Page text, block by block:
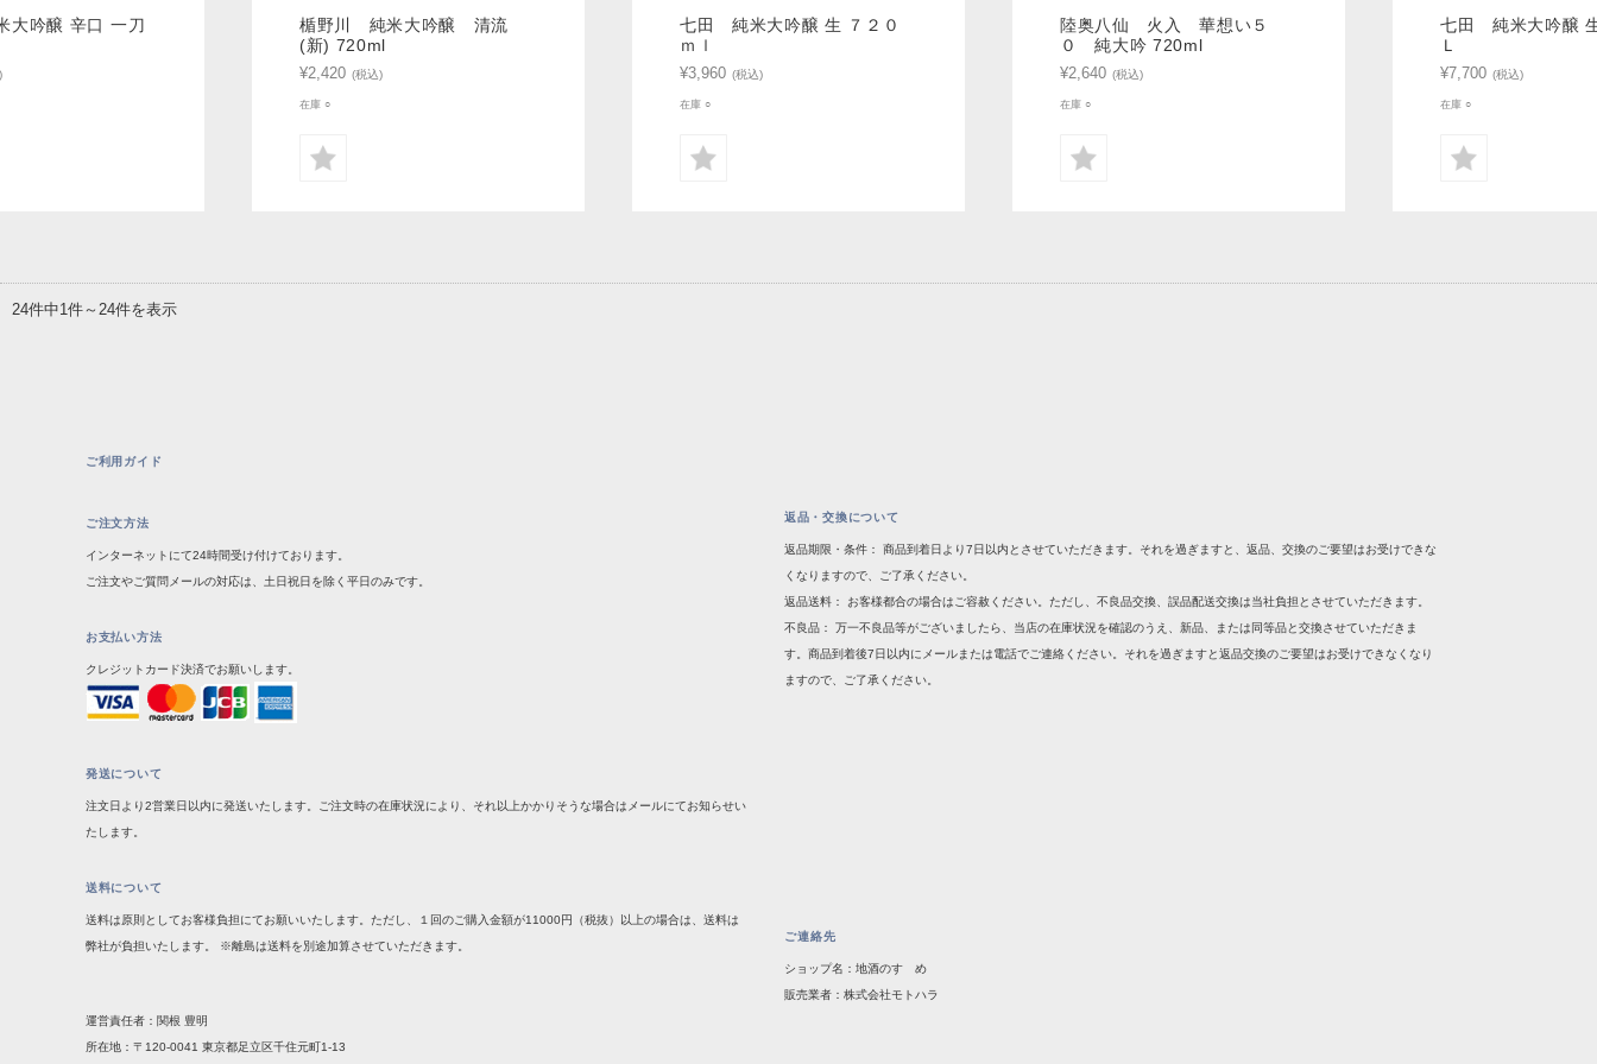
大吟醸 辛口 一刀
楯野川 純米大吟醸 清流
(新) 720ml
¥2,420 (税込)
在庫 ○
七田 純米大吟醸 生 ７２０
ｍｌ
¥3,960 (税込)
在庫 ○
陸奥八仙 火入 華想い５
０ 純大吟 720ml
¥2,640 (税込)
在庫 ○
七田 純米大吟醸
Ｌ
¥7,700 (税込)
在庫 ○
24件中1件～24件を表示
ご利用ガイド
ご注文方法
インターネットにて24時間受け付けております。
ご注文やご質問メールの対応は、土日祝日を除く平日のみです。
お支払い方法
クレジットカード決済でお願いします。
発送について
注文日より2営業日以内に発送いたします。ご注文時の在庫状況により、それ以上かかりそうな場合はメールにてお知らせい
たします。
送料について
送料は原則としてお客様負担にてお願いいたします。ただし、１回のご購入金額が11000円（税抜）以上の場合は、送料は
弊社が負担いたします。 ※離島は送料を別途加算させていただきます。
返品・交換について
返品期限・条件： 商品到着日より7日以内とさせていただきます。それを過ぎますと、返品、交換のご要望はお受けできな
くなりますので、ご了承ください。
返品送料： お客様都合の場合はご容赦ください。ただし、不良品交換、誤品配送交換は当社負担とさせていただきます。
不良品： 万一不良品等がございましたら、当店の在庫状況を確認のうえ、新品、または同等品と交換させていただきま
す。商品到着後7日以内にメールまたは電話でご連絡ください。それを過ぎますと返品交換のご要望はお受けできなくなり
ますので、ご了承ください。
ご連絡先
ショップ名：地酒のすゝめ
販売業者：株式会社モトハラ
運営責任者：関根 豊明
所在地：〒120-0041 東京都足立区千住元町1-13